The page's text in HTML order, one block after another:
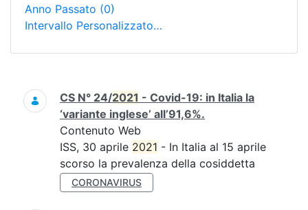
Anno Passato (0)
Intervallo Personalizzato…
Ricerca
CS N° 24/2021 - Covid-19: in Italia la
‘variante inglese’ all’91,6%.
Contenuto Web
ISS, 30 aprile 2021 - In Italia al 15 aprile
scorso la prevalenza della cosiddetta
CORONAVIRUS